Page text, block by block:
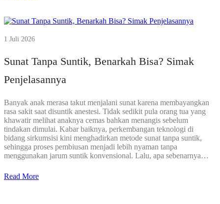
1 Juli 2026
Sunat Tanpa Suntik, Benarkah Bisa? Simak
Penjelasannya
Banyak anak merasa takut menjalani sunat karena membayangkan
rasa sakit saat disuntik anestesi. Tidak sedikit pula orang tua yang
khawatir melihat anaknya cemas bahkan menangis sebelum
tindakan dimulai. Kabar baiknya, perkembangan teknologi di
bidang sirkumsisi kini menghadirkan metode sunat tanpa suntik,
sehingga proses pembiusan menjadi lebih nyaman tanpa
menggunakan jarum suntik konvensional. Lalu, apa sebenarnya…
Read More